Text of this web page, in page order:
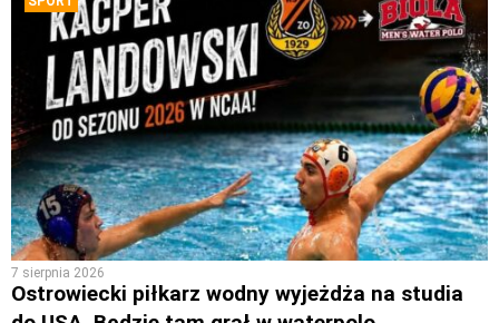
7 sierpnia 2026
Ostrowiecki piłkarz wodny wyjeżdża na studia